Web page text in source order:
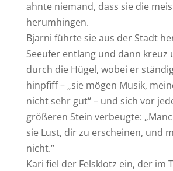
ahnte niemand, dass sie die
herumhingen.
Bjarni führte sie aus der Stadt
Seeufer entlang und dann kreuz
durch die Hügel, wobei er
hinpfiff – „sie mögen Musik,
nicht sehr gut“ – und sich vor
größeren Stein verbeugte:
sie Lust, dir zu erscheinen, und
nicht.“
Kari fiel der Felsklotz ein, der im